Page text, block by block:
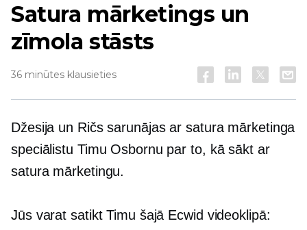
Satura mārketings un
zīmola stāsts
36 minūtes klausieties
Džesija un Ričs sarunājas ar satura mārketinga
speciālistu Timu Osbornu par to, kā sākt ar
satura mārketingu.
Jūs varat satikt Timu šajā Ecwid videoklipā: